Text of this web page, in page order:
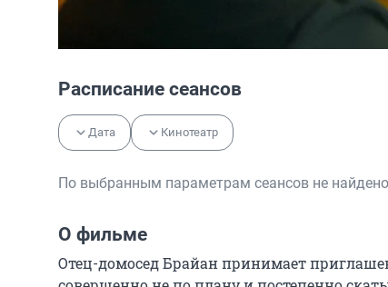
Расписание сеансов
Дата Кинотеатр
По выбранным параметрам сеансов не найдено
О фильме
Отец-домосед Брайан принимает